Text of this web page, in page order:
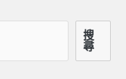
搜
尋